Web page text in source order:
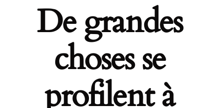
De grandes
choses se
profilent à